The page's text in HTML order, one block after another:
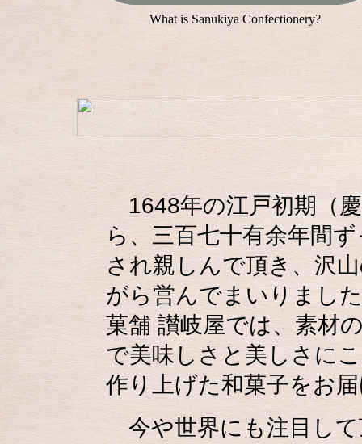
What is Sanukiya Confectionery?
1648年の江戸初期（
ら、三百七十有余年間
され親しんで頂き、沢
がら営んでまいりまし
菓舗 讃岐屋では、素材
で美味しさと美しさに
作り上げた和菓子をお
今や世界にも注目して